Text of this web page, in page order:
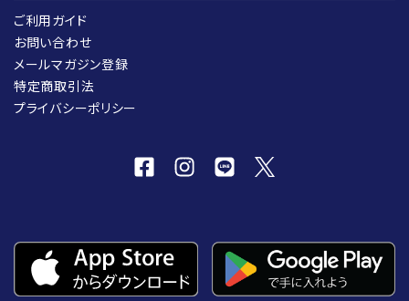
ご利用ガイド
お問い合わせ
メールマガジン登録
特定商取引法
プライバシーポリシー